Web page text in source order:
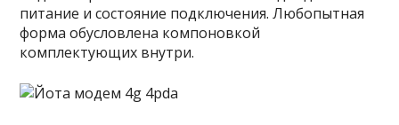
питание и состояние подключения. Любопытная
форма обусловлена компоновкой
комплектующих внутри.